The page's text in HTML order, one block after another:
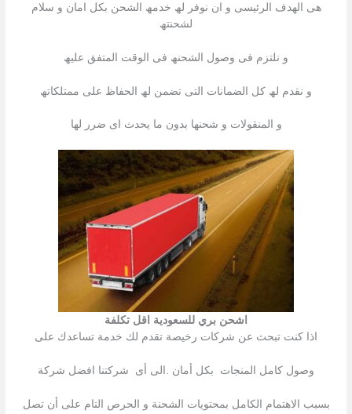
ھى الھدف الرئیسى و ان نوفر لھ خدمھ الشحن بكل امان و سلام
لشحنتھ
و نلتزم فى وصول الشحنھ فى الوقت المتفق علیھ
و نقدم لھ كل الضمانات التى تضمن لھ الحفاظ على ممتلكاتھ
و المنقولات و شحنھا بدون ما یحدث اى ضرر لھا
اشحن بري للسعودية اقل تكلفة
اذا كنت تبحث عن شركات رخیصة تقدم لك خدمة تساعدك على
وصول كامل المنجات بكل أمان .الى أى شركتنا افضل شركة
بسبب الاھتمام الكامل بمحتویات الشحنة و الحرص التام على أن تصل